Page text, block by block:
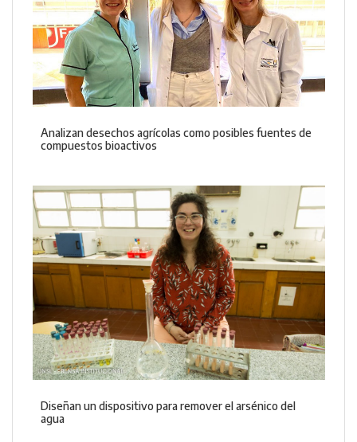
Analizan desechos agrícolas como posibles fuentes de
compuestos bioactivos
Diseñan un dispositivo para remover el arsénico del
agua